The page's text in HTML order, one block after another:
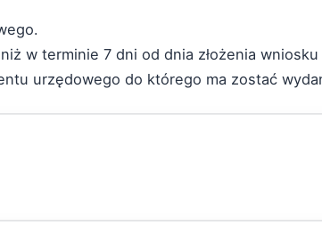
w terminie 7 dni od dnia złożenia
urzędowego do którego ma zostać